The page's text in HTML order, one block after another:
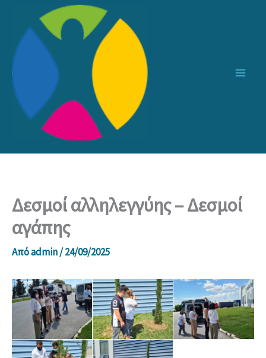
περιεχόμενο
Δεσμοί αλληλεγγύης – Δεσμοί
αγάπης
Απόadmin/24/09/2025